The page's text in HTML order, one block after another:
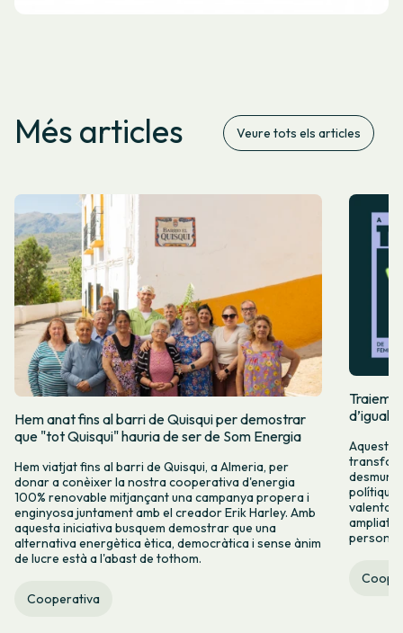
Més articles Veure tots els articles
Hem anat fins al barri de Quisqui per demostrar
que "tot Quisqui" hauria de ser de Som Energia
Hem viatjat fins al barri de Quisqui, a Almeria, per
donar a conèixer la nostra cooperativa d'energia
100% renovable mitjançant una campanya propera i
enginyosa juntament amb el creador Erik Harley. Amb
aquesta iniciativa busquem demostrar que una
alternativa energètica ètica, democràtica i sense ànim
de lucre està a l'abast de tothom.
Cooperativa
Traiem
Aquest
valenta